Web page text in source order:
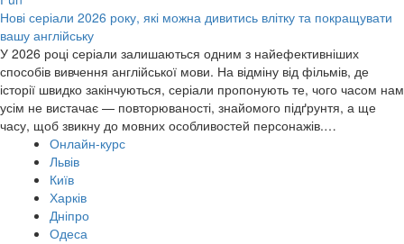
Нові серіали 2026 року, які можна дивитись влітку та покращувати
вашу англійську
У 2026 році серіали залишаються одним з найефективніших
способів вивчення англійської мови. На відміну від фільмів, де
історії швидко закінчуються, серіали пропонують те, чого часом нам
усім не вистачає — повторюваності, знайомого підґрунтя, а ще
часу, щоб звикну до мовних особливостей персонажів.…
Онлайн-курс
Львів
Київ
Харків
Дніпро
Одеса